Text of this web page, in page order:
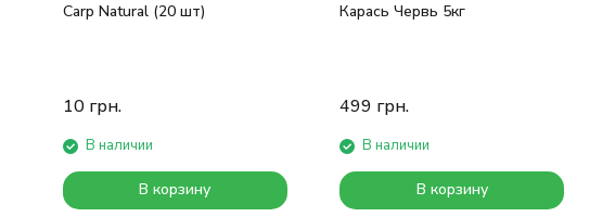
Carp Natural (20 шт)
10 грн.
В наличии
В корзину
Карась Червь 5кг
499 грн.
В наличии
В корзину